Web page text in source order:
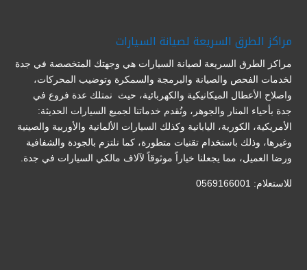
مراكز الطرق السريعة لصيانة السيارات
مراكز الطرق السريعة لصيانة السيارات هي وجهتك المتخصصة في جدة
لخدمات الفحص والصيانة والبرمجة والسمكرة وتوضيب المحركات،
واصلاح الأعطال الميكانيكية والكهربائية، حيث نمتلك عدة فروع في
جدة بأحياء المنار والجوهر، ونُقدم خدماتنا لجميع السيارات الحديثة:
الأمريكية، الكورية، اليابانية وكذلك السيارات الألمانية والأوربية والصينية
وغيرها، وذلك باستخدام تقنيات متطورة، كما نلتزم بالجودة والشفافية
ورضا العميل، مما يجعلنا خياراً موثوقاً لآلاف مالكي السيارات في جدة.
للاستعلام: 0569166001